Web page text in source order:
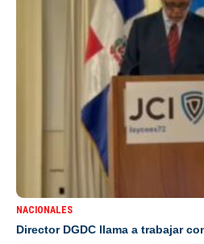
NACIONALES
Director DGDC llama a trabajar